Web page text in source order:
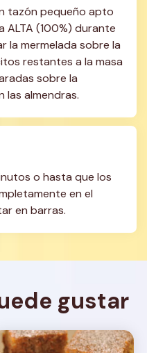
tazón pequeño apto
(100%) durante
la mermelada sobre la
restantes a la masa
sobre la
las almendras.
o hasta que los
en el
en barras.
gustar